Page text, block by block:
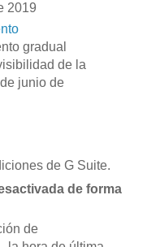
2019
gradual
de la
junio de
de G Suite.
de forma
de